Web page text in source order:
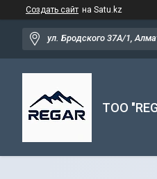
Создать сайт на Satu.kz
ул. Бродского 37А/1,
TOO